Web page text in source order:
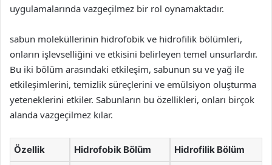
uygulamalarında vazgeçilmez bir rol oynamaktadır.
sabun moleküllerinin hidrofobik ve hidrofilik bölümleri,
onların işlevselliğini ve etkisini belirleyen temel unsurlardır.
Bu iki bölüm arasındaki etkileşim, sabunun su ve yağ ile
etkileşimlerini, temizlik süreçlerini ve emülsiyon oluşturma
yeteneklerini etkiler. Sabunların bu özellikleri, onları birçok
alanda vazgeçilmez kılar.
Özellik Hidrofobik Bölüm Hidrofilik Bölüm